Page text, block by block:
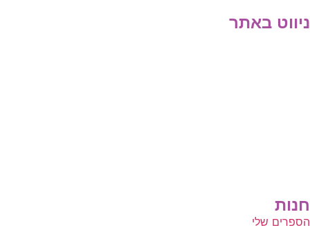
ניווט באתר
חנות
הספרים שלי